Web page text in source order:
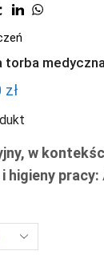
torba
złZakres
cen:
64,94 zł
do
w
higieny pracy: